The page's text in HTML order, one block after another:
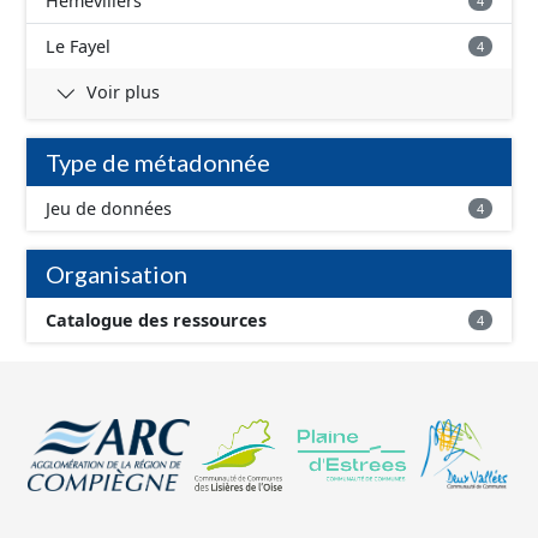
Le Fayel 4
Voir plus
Type de métadonnée
Jeu de données 4
Organisation
Catalogue des ressources 4